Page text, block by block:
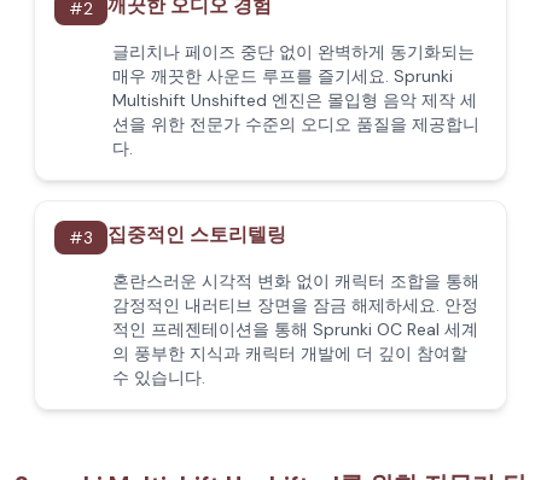
#2 깨끗한 오디오 경험
글리치나 페이즈 중단 없이 완벽하게 동기화되는
매우 깨끗한 사운드 루프를 즐기세요. Sprunki
Multishift Unshifted 엔진은 몰입형 음악 제작 세
션을 위한 전문가 수준의 오디오 품질을 제공합니
다.
#3 집중적인 스토리텔링
혼란스러운 시각적 변화 없이 캐릭터 조합을 통해
감정적인 내러티브 장면을 잠금 해제하세요. 안정
적인 프레젠테이션을 통해 Sprunki OC Real 세계
의 풍부한 지식과 캐릭터 개발에 더 깊이 참여할
수 있습니다.